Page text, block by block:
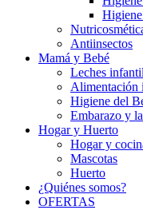
Higiene
Antiinsectos
Mamá y Bebé
Leches
Alimentación
Higiene del
Embarazo y
Hogar y Huerto
Hogar y
Mascotas
Huerto
¿Quiénes somos?
OFERTAS